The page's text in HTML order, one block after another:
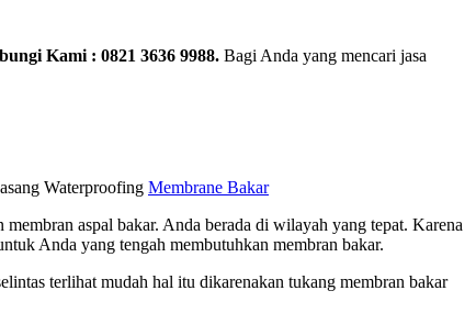
Kami : 0821 3636 9988. Bagi Anda yang mencari jasa
Waterproofing Membrane Bakar
aspal bakar. Anda berada di wilayah yang tepat. Karena
Anda yang tengah membutuhkan membran bakar.
terlihat mudah hal itu dikarenakan tukang membran bakar